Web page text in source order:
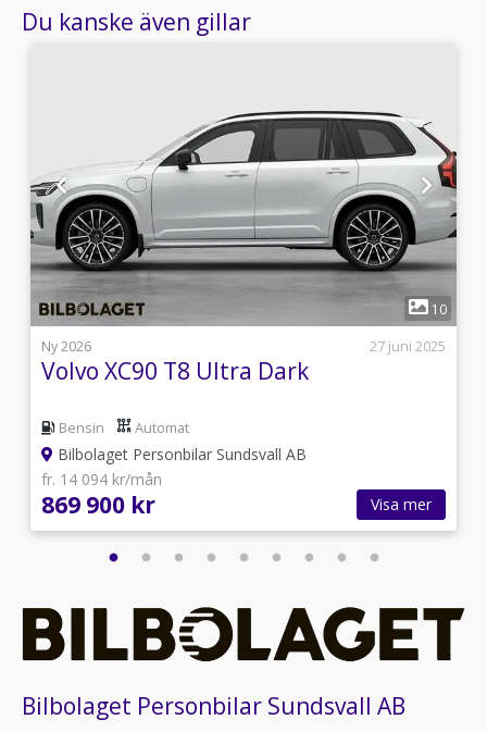
Du kanske även gillar
10
Ny 2026
27 juni 2025
Volvo XC90 T8 Ultra Dark
Bensin Automat
Bilbolaget Personbilar Sundsvall AB
fr. 14 094 kr/mån
869 900 kr Visa mer
Bilbolaget Personbilar Sundsvall AB